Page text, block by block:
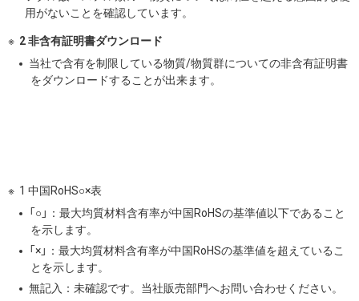
用がないことを確認しています。
2 非含有証明書ダウンロード
当社で含有を制限している物質/物質群についての非含有証明書
をダウンロードすることが出来ます。
1 中国RoHS○×表
「○」：最大均質材料含有率が中国RoHSの基準値以下であること
を示します。
「×」：最大均質材料含有率が中国RoHSの基準値を超えているこ
とを示します。
無記入：未確認です。当社販売部門へお問い合わせください。